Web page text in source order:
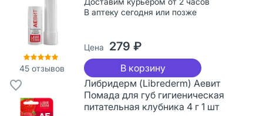
45отзывов
В аптеку сегодня или позже
Цена 279 ₽
В корзину
Либридерм (Librederm) Аевит
Помада для губ гигиеническая
питательная клубника 4 г 1 шт